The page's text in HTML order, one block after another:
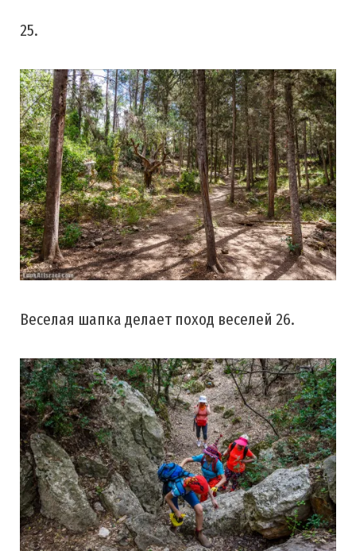
25.
Веселая шапка делает поход веселей 26.